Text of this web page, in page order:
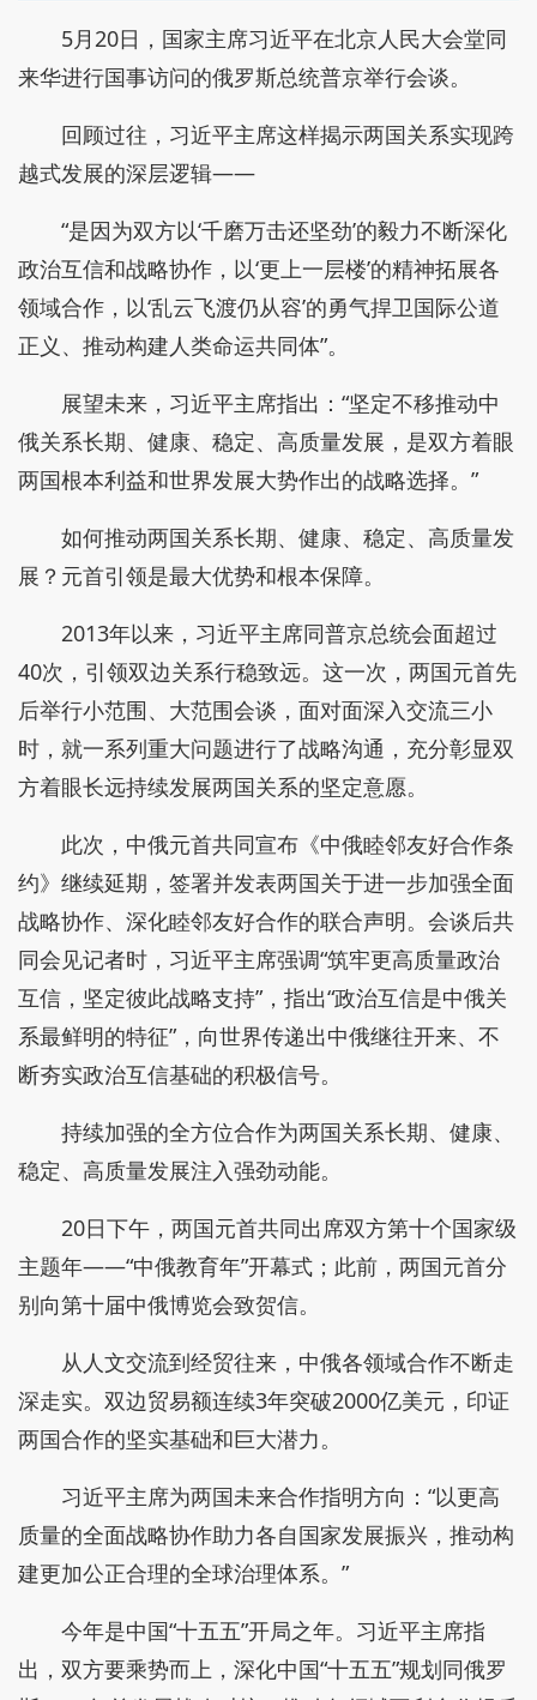
5月20日，国家主席习近平在北京人民大会堂同
来华进行国事访问的俄罗斯总统普京举行会谈。
回顾过往，习近平主席这样揭示两国关系实现跨
越式发展的深层逻辑——
“是因为双方以‘千磨万击还坚劲’的毅力不断深化
政治互信和战略协作，以‘更上一层楼’的精神拓展各
领域合作，以‘乱云飞渡仍从容’的勇气捍卫国际公道
正义、推动构建人类命运共同体”。
展望未来，习近平主席指出：“坚定不移推动中
俄关系长期、健康、稳定、高质量发展，是双方着眼
两国根本利益和世界发展大势作出的战略选择。”
如何推动两国关系长期、健康、稳定、高质量发
展？元首引领是最大优势和根本保障。
2013年以来，习近平主席同普京总统会面超过
40次，引领双边关系行稳致远。这一次，两国元首先
后举行小范围、大范围会谈，面对面深入交流三小
时，就一系列重大问题进行了战略沟通，充分彰显双
方着眼长远持续发展两国关系的坚定意愿。
此次，中俄元首共同宣布《中俄睦邻友好合作条
约》继续延期，签署并发表两国关于进一步加强全面
战略协作、深化睦邻友好合作的联合声明。会谈后共
同会见记者时，习近平主席强调“筑牢更高质量政治
互信，坚定彼此战略支持”，指出“政治互信是中俄关
系最鲜明的特征”，向世界传递出中俄继往开来、不
断夯实政治互信基础的积极信号。
持续加强的全方位合作为两国关系长期、健康、
稳定、高质量发展注入强劲动能。
20日下午，两国元首共同出席双方第十个国家级
主题年——“中俄教育年”开幕式；此前，两国元首分
别向第十届中俄博览会致贺信。
从人文交流到经贸往来，中俄各领域合作不断走
深走实。双边贸易额连续3年突破2000亿美元，印证
两国合作的坚实基础和巨大潜力。
习近平主席为两国未来合作指明方向：“以更高
质量的全面战略协作助力各自国家发展振兴，推动构
建更加公正合理的全球治理体系。”
今年是中国“十五五”开局之年。习近平主席指
出，双方要乘势而上，深化中国“十五五”规划同俄罗